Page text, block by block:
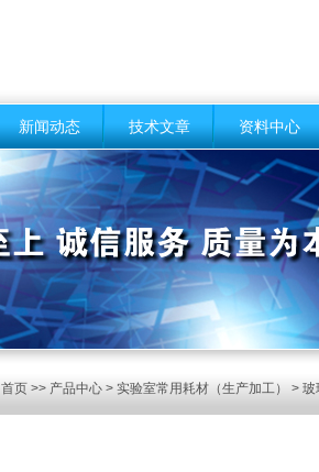
新闻动态 技术文章 资料中心
首页 >> 产品中心 > 实验室常用耗材（生产加工） > 玻